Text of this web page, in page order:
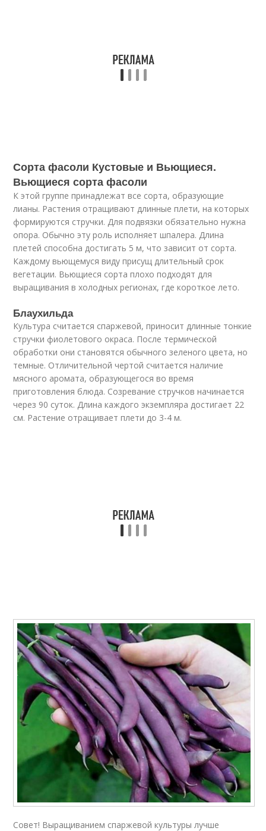
Сорта фасоли Кустовые и Вьющиеся.
Вьющиеся сорта фасоли
К этой группе принадлежат все сорта, образующие
лианы. Растения отращивают длинные плети, на которых
формируются стручки. Для подвязки обязательно нужна
опора. Обычно эту роль исполняет шпалера. Длина
плетей способна достигать 5 м, что зависит от сорта.
Каждому вьющемуся виду присущ длительный срок
вегетации. Вьющиеся сорта плохо подходят для
выращивания в холодных регионах, где короткое лето.
Блаухильда
Культура считается спаржевой, приносит длинные тонкие
стручки фиолетового окраса. После термической
обработки они становятся обычного зеленого цвета, но
темные. Отличительной чертой считается наличие
мясного аромата, образующегося во время
приготовления блюда. Созревание стручков начинается
через 90 суток. Длина каждого экземпляра достигает 22
см. Растение отращивает плети до 3-4 м.
Совет! Выращиванием спаржевой культуры лучше